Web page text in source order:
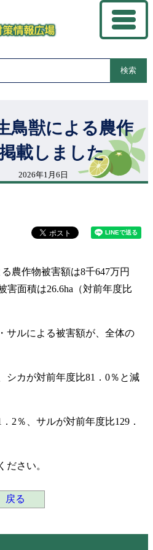
検索
鳥獣による農作
載しました
2026年1月6日
農作物被害額は8千647万円
害面積は26.6ha（対前年度比
サルによる被害額が、全体の
シカが対前年度比81．0％と減
2％、サルが対前年度比129．
ださい。
戻る